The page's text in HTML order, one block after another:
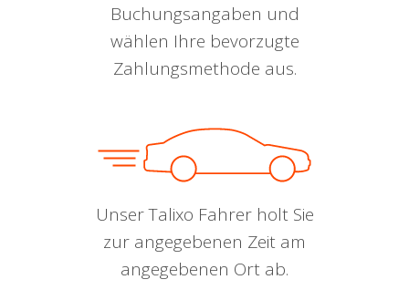
Buchungsangaben und
wählen Ihre bevorzugte
Zahlungsmethode aus.
Unser Talixo Fahrer holt Sie
zur angegebenen Zeit am
angegebenen Ort ab.